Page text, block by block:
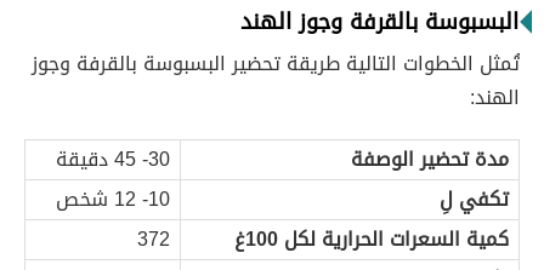
البسبوسة بالقرفة وجوز الهند
تُمثل الخطوات التالية طريقة تحضير البسبوسة بالقرفة وجوز
الهند:
مدة تحضير الوصفة
30- 45 دقيقة
تكفي لِ
10- 12 شخص
كمية السعرات الحرارية لكل 100غ
372